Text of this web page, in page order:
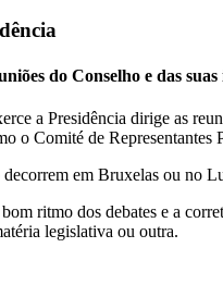
do Conselho e das
a Presidência dirige as
o Comité de
em Bruxelas ou no
ritmo dos debates e a
legislativa ou outra.